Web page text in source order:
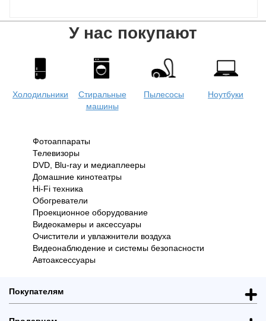
У нас покупают
Холодильники
Стиральные
машины
Пылесосы Ноутбуки
Одежда
кофемашины
Планшеты Моноблоки
Фотоаппараты
Телевизоры
DVD, Blu-ray и медиаплееры
Домашние кинотеатры
Hi-Fi техника
Обогреватели
Проекционное оборудование
Видеокамеры и аксессуары
Очистители и увлажнители воздуха
Видеонаблюдение и системы безопасности
Автоаксессуары
Покупателям